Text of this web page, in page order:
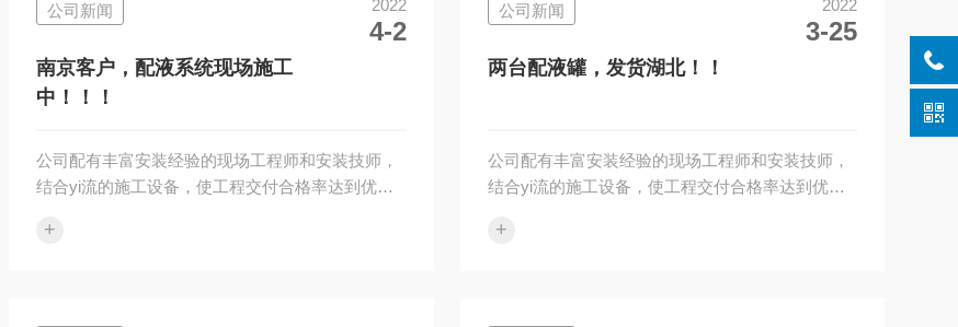
公司新闻 2022
4-2
南京客户，配液系统现场施工
中！！！
公司配有丰富安装经验的现场工程师和安装技师，
结合yi流的施工设备，使工程交付合格率达到优良
利通过认证验收！附近有需要安装售后的请和我们
+
公司新闻 2022
3-25
两台配液罐，发货湖北！！
公司配有丰富安装经验的现场工程师和安装技师，
结合yi流的施工设备，使工程交付合格率达到优良
利通过认证验收！附近有需要安装售后的请和我们
+